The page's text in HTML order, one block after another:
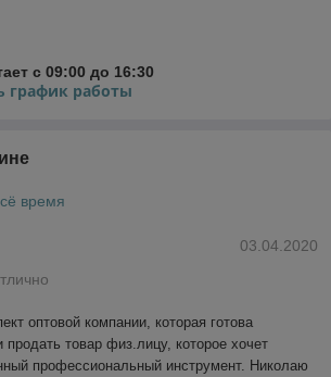
с 09:00 до 16:30
график работы
время
03.04.2020
оптовой компании, которая готова
продать товар физ.лицу, которое хочет
профессиональный инструмент. Николаю